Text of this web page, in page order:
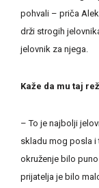
pohvali – priča
drži strogih
jelovnik za njega.
Kaže da mu taj
– To je najbolji
skladu mog posla i
okruženje bilo
prijatelja je bilo